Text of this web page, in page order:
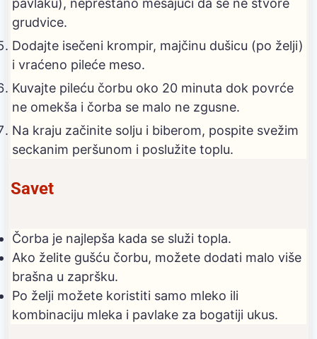
pavlaku), neprestano mešajući da se ne stvore
grudvice.
Dodajte isečeni krompir, majčinu dušicu (po želji)
i vraćeno pileće meso.
Kuvajte pileću čorbu oko 20 minuta dok povrće
ne omekša i čorba se malo ne zgusne.
Na kraju začinite solju i biberom, pospite svežim
seckanim peršunom i poslužite toplu.
Savet
Čorba je najlepša kada se služi topla.
Ako želite gušću čorbu, možete dodati malo više
brašna u zapršku.
Po želji možete koristiti samo mleko ili
kombinaciju mleka i pavlake za bogatiji ukus.